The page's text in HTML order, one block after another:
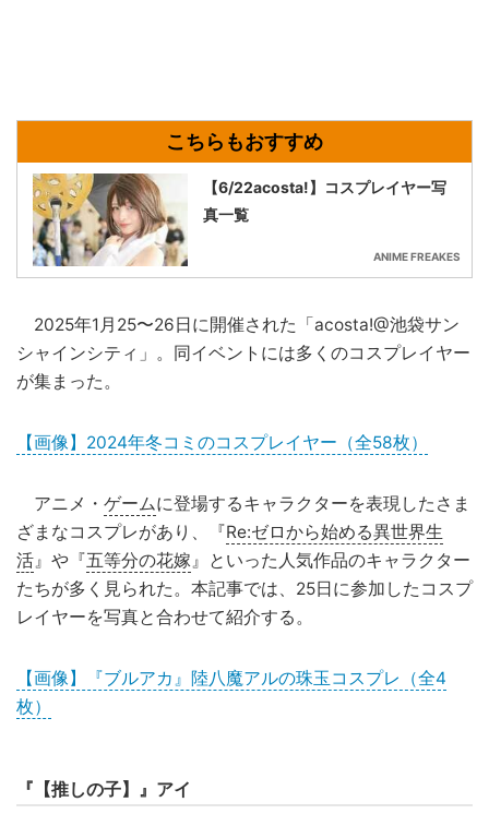
【6/22acosta!】コスプレイヤー写
真一覧
ANIME FREAKES
2025年1月25〜26日に開催された「acosta!@池袋サン
シャインシティ」。同イベントには多くのコスプレイヤー
が集まった。
【画像】2024年冬コミのコスプレイヤー（全58枚）
アニメ・ ゲームに登場するキャラクターを表現したさま
ざまなコスプレがあり、『Re:ゼロから始める異世界生
活 』や『五等分の花嫁 』といった人気作品のキャラクター
たちが多く見られた。本記事では、25日に参加したコスプ
レイヤーを写真と合わせて紹介する。
【画像】『ブルアカ』陸八魔アルの珠玉コスプレ（全4
枚）
『【推しの子】』アイ